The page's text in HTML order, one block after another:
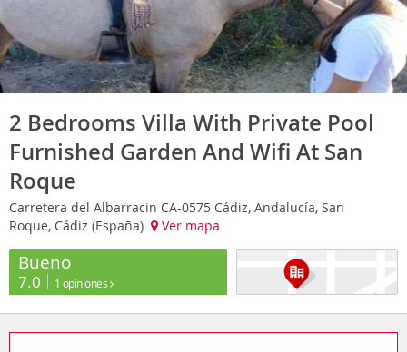
2 Bedrooms Villa With Private Pool
Furnished Garden And Wifi At San
Roque
Carretera del Albarracin CA-0575 Cádiz, Andalucía, San
Roque, Cádiz (España)
Ver mapa
Bueno
7.0 1 opiniones